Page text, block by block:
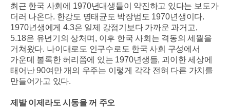
최근 한국 사회에 1970년대생들이 약진하고 있다는 보도가
더러 나온다. 한강도 명태균도 박장범도 1970년생이다.
1970년생에게 4.3은 일제 강점기보다 가까운 과거고,
5.18은 유년기의 상처며 , 이후 한국 사회는 격동의 세월을
거쳐왔다. 나이대로도 인구수로도 한국 사회 구성에서
가운데 볼록한 허리쯤에 있는 1970년생들, 괴이한 세상에
태어난90여만 개의 우주는 이렇게 각각 전혀 다른 가치를
만들어가고 있다.
제발 이제라도 시동을 꺼 주오